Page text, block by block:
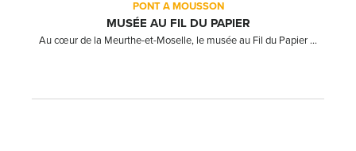
PONT A MOUSSON
MUSÉE AU FIL DU PAPIER
Au cœur de la Meurthe-et-Moselle, le musée au Fil du Papier ...